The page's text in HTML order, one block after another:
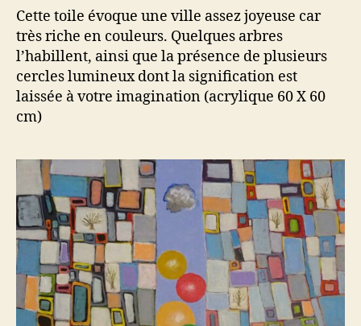
et
des
couleurs
Cette toile évoque une ville assez joyeuse car
très riche en couleurs. Quelques arbres
l’habillent, ainsi que la présence de plusieurs
cercles lumineux dont la signification est
laissée à votre imagination (acrylique 60 X 60
cm)